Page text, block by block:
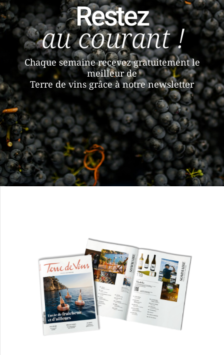
Restez
au courant !
Chaque semaine recevez gratuitement le
meilleur de
Terre de vins grâce à notre newsletter